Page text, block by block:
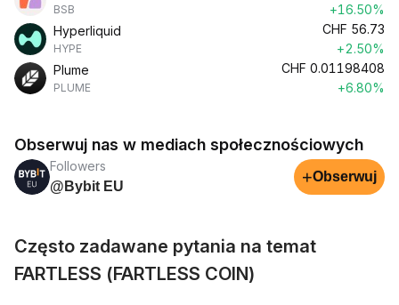
BSB
+16.50%
Hyperliquid
HYPE
CHF 56.73
+2.50%
Plume
PLUME
CHF 0.01198408
+6.80%
Obserwuj nas w mediach społecznościowych
Followers
@Bybit EU
+Obserwuj
Często zadawane pytania na temat
FARTLESS (FARTLESS COIN)